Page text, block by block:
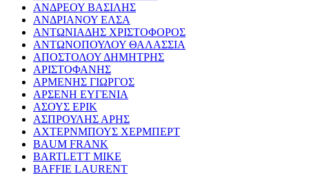
ΑΝΔΡΕΟΥ ΒΑΣΙΛΗΣ
ΑΝΔΡΙΑΝΟΥ ΕΛΣΑ
ΑΝΤΩΝΙΑΔΗΣ ΧΡΙΣΤΟΦΟΡΟΣ
ΑΝΤΩΝΟΠΟΥΛΟΥ ΘΑΛΑΣΣΙΑ
ΑΠΟΣΤΟΛΟΥ ΔΗΜΗΤΡΗΣ
ΑΡΙΣΤΟΦΑΝΗΣ
ΑΡΜΕΝΗΣ ΓΙΩΡΓΟΣ
ΑΡΣΕΝΗ ΕΥΓΕΝΙΑ
ΑΣΟΥΣ ΕΡΙΚ
ΑΣΠΡΟΥΛΗΣ ΑΡΗΣ
ΑΧΤΕΡΝΜΠΟΥΣ ΧΕΡΜΠΕΡΤ
BAUM FRANK
BARTLETT MIKE
BAFFIE LAURENT